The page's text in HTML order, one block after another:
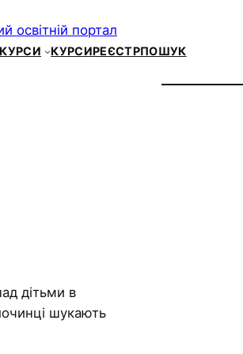
КУРСИРЕЄСТРПОШУК
дітьми в
шукають